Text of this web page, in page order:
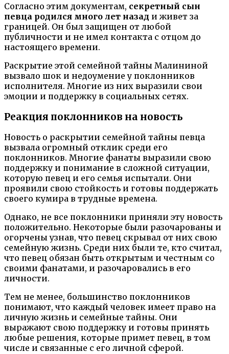
Согласно этим документам, секретный сын
певца родился много лет назад и живет за
границей. Он был защищен от любой
публичности и не имел контакта с отцом до
настоящего времени.
Раскрытие этой семейной тайны Малининой
вызвало шок и недоумение у поклонников
исполнителя. Многие из них выразили свои
эмоции и поддержку в социальных сетях.
Реакция поклонников на новость
Новость о раскрытии семейной тайны певца
вызвала огромный отклик среди его
поклонников. Многие фанаты выразили свою
поддержку и понимание в сложной ситуации,
которую певец и его семья испытали. Они
проявили свою стойкость и готовы поддержать
своего кумира в трудные времена.
Однако, не все поклонники приняли эту новость
положительно. Некоторые были разочарованы и
огорчены узнав, что певец скрывал от них свою
семейную жизнь. Среди них были те, кто считал,
что певец обязан быть открытым и честным со
своими фанатами, и разочаровались в его
личности.
Тем не менее, большинство поклонников
понимают, что каждый человек имеет право на
личную жизнь и семейные тайны. Они
выражают свою поддержку и готовы принять
любые решения, которые примет певец, в том
числе и связанные с его личной сферой.